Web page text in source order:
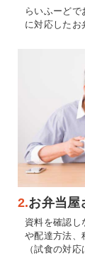
らいふーど
に対応したお
2.お弁当屋
資料を確認し
や配達方法、
（試食の対